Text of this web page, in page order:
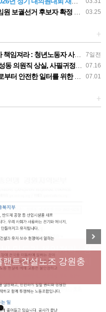
03.25
궐선거 후보자 확정 공고
+
7일전
의 철저한 진상규명과 재발방지 대책 마련하라
07.16
의원직 상실, 사필귀정이다
07.01
총 강원지역본부 폭염감시단 선포 기자회견
+
만도가 책임져라 : 청
진상규명과 재발방지
트건설노조 강원충
Next